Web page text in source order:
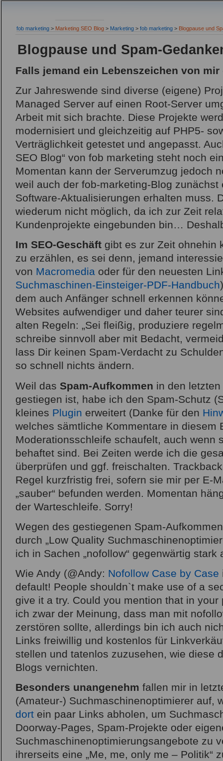
fob marketing > Marketing SEO Blog > Marketing > fob marketing > Blogpause und
Blogpause und Spam-
Falls jemand ein Lebenszeichen von mir
Zur Jahreswende sind diverse (eigene)
Managed Server auf einen Root-Server
Arbeit mit sich brachte. Diese Projekte
modernisiert und gleichzeitig auf PHP5-
Verträglichkeit getestet und angepasst.
SEO Blog“ von fob marketing steht noch
Momentan kann der Serverumzug jedoch
weil auch der fob-marketing-Blog zunächst
Software-Aktualisierungen erhalten muss.
wiederum nicht möglich, da ich zur Zeit
Kundenprojekte eingebunden bin…
Im SEO-Geschäft gibt es zur Zeit ohnehin
zu erzählen, es sei denn, jemand
von Macromedia oder für den neuesten
Suchmaschinen-Einsteiger-PDF-Handbuch
dem auch Anfänger schnell erkennen
Websites aufwendiger und daher teurer
alten Regeln: „Sei fleißig, produziere
schreibe sinnvoll aber mit Bedacht,
lass Dir keinen Spam-Verdacht zu
so schnell nichts ändern.
Weil das Spam-Aufkommen in den
gestiegen ist, habe ich den Spam-Schutz
kleines Plugin erweitert (Danke für den
welches sämtliche Kommentare in diesem
Moderationsschleife schaufelt, auch wenn
behaftet sind. Bei Zeiten werde ich die
überprüfen und ggf. freischalten.
Regel kurzfristig frei, sofern sie mir per E-
„sauber“ befunden werden. Momentan
der Warteschleife. Sorry!
Wegen des gestiegenen Spam-
durch „Low Quality
ich in Sachen „nofollow“ gegenwärtig stark
Wie Andy (@Andy: Nofollow Case by Case
default! People shouldn`t make use of a
give it a try. Could you mention that in
ich zwar der Meinung, dass man mit
zerstören sollte, allerdings bin ich auch
Links freiwillig und kostenlos für
stellen und tatenlos zuzusehen, wie diese
Blogs vernichten.
Besonders unangenehm fallen mir in
(Amateur-) Suchmaschinenoptimierer auf,
dort ein paar Links abholen, um
Doorway-Pages, Spam-Projekte oder
Suchmaschinenoptimierungsangebote zu
ihrerseits eine „Me, me, only me – Politik“